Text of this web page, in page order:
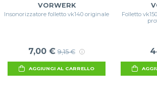
VORWERK
Insonorizzatore folletto vk140 originale
7,00 € 9,15 €
AGGIUNGI AL CARRELLO
Folletto